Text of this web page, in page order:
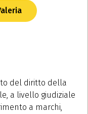
del diritto della
a livello giudiziale
a marchi,